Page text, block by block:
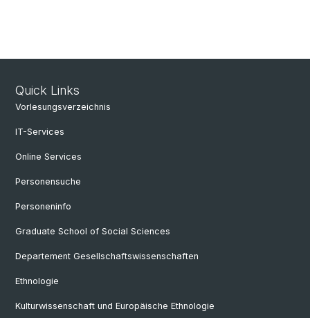
Quick Links
Vorlesungsverzeichnis
IT-Services
Online Services
Personensuche
Personeninfo
Graduate School of Social Sciences
Departement Gesellschaftswissenschaften
Ethnologie
Kulturwissenschaft und Europäische Ethnologie